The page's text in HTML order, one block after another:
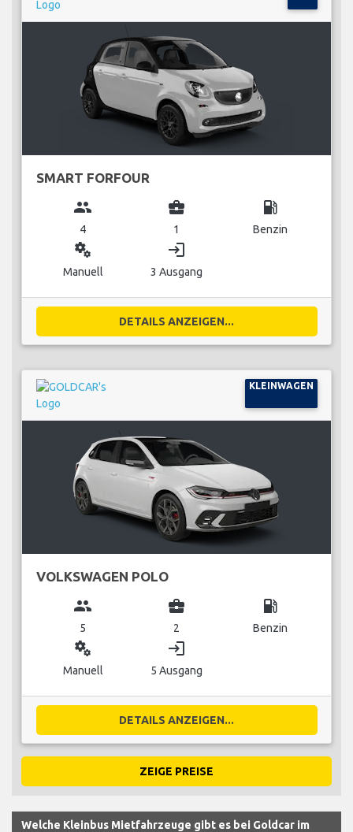
SMART FORFOUR
group
4
business_center
1
local_gas_station
Benzin
miscellaneous_services
Manuell
login
3 Ausgang
DETAILS ANZEIGEN...
KLEINWAGEN
VOLKSWAGEN POLO
group
5
business_center
2
local_gas_station
Benzin
miscellaneous_services
Manuell
login
5 Ausgang
DETAILS ANZEIGEN...
ZEIGE PREISE
Welche Kleinbus Mietfahrzeuge gibt es bei Goldcar im